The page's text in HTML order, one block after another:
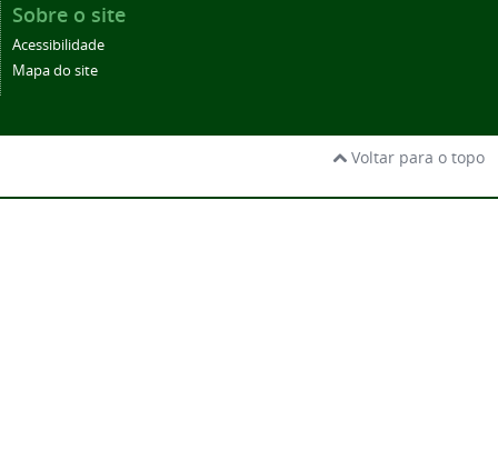
Sobre o site
Acessibilidade
Mapa do site
Voltar para o topo